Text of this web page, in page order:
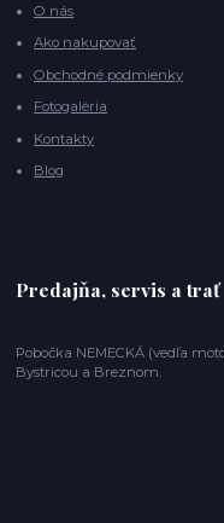
O nás
Ako nakupovať
Obchodné podmienky
Fotogaléria
Kontakty
Blog
Predajňa, servis a trať
Pobočka NEMECKÁ (vedľa
Bystricou a Breznom.